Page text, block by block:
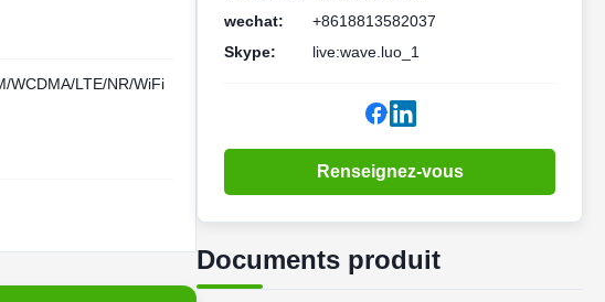
WCDMA/LTE/NR/WiFi
wechat:
+8618813582037
Skype:
live:wave.luo_1
Renseignez-vous
Documents produit